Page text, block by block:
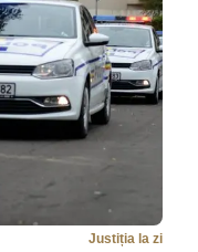
Justiția la zi